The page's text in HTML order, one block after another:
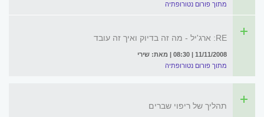
מתוך פורום נטורופתיה
RE: ארג'יל - מה זה בדיוק ואיך זה עובד
11/11/2008 | 08:30 | מאת: שירי
מתוך פורום נטורופתיה
תהליך של ריפוי שברים